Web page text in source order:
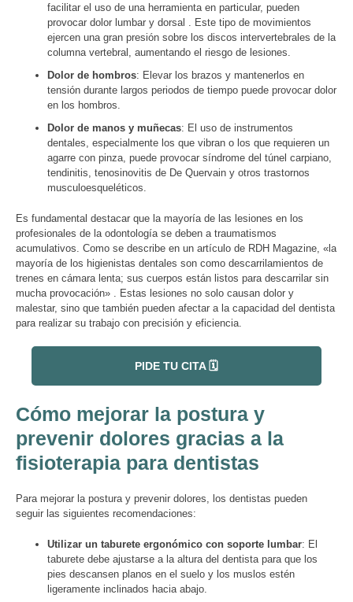
facilitar el uso de una herramienta en particular, pueden
provocar dolor lumbar y dorsal . Este tipo de movimientos
ejercen una gran presión sobre los discos intervertebrales de la
columna vertebral, aumentando el riesgo de lesiones.
Dolor de hombros: Elevar los brazos y mantenerlos en
tensión durante largos periodos de tiempo puede provocar dolor
en los hombros.
Dolor de manos y muñecas: El uso de instrumentos
dentales, especialmente los que vibran o los que requieren un
agarre con pinza, puede provocar síndrome del túnel carpiano,
tendinitis, tenosinovitis de De Quervain y otros trastornos
musculoesqueléticos.
Es fundamental destacar que la mayoría de las lesiones en los
profesionales de la odontología se deben a traumatismos
acumulativos. Como se describe en un artículo de RDH Magazine, «la
mayoría de los higienistas dentales son como descarrilamientos de
trenes en cámara lenta; sus cuerpos están listos para descarrilar sin
mucha provocación» . Estas lesiones no solo causan dolor y
malestar, sino que también pueden afectar a la capacidad del dentista
para realizar su trabajo con precisión y eficiencia.
PIDE TU CITA 🗓️
Cómo mejorar la postura y
prevenir dolores gracias a la
fisioterapia para dentistas
Para mejorar la postura y prevenir dolores, los dentistas pueden
seguir las siguientes recomendaciones:
Utilizar un taburete ergonómico con soporte lumbar: El
taburete debe ajustarse a la altura del dentista para que los
pies descansen planos en el suelo y los muslos estén
ligeramente inclinados hacia abajo.